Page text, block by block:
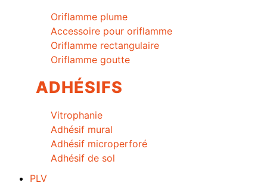
Oriflamme plume
Accessoire pour oriflamme
Oriflamme rectangulaire
Oriflamme goutte
ADHÉSIFS
Vitrophanie
Adhésif mural
Adhésif microperforé
Adhésif de sol
PLV